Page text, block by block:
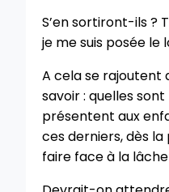
S’en sortiront-ils ?
je me suis posée le
A cela se rajoutent
savoir : quelles
présentent aux
ces derniers, dès
faire face à la